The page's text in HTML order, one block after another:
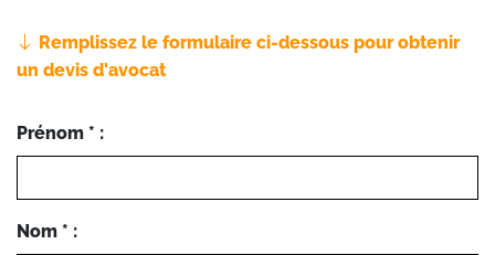
Remplissez le formulaire ci-dessous pour obtenir
un devis d'avocat
Prénom * :
Nom * :